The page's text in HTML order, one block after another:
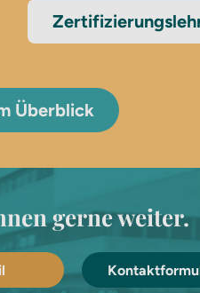
Überblick
gerne weiter.